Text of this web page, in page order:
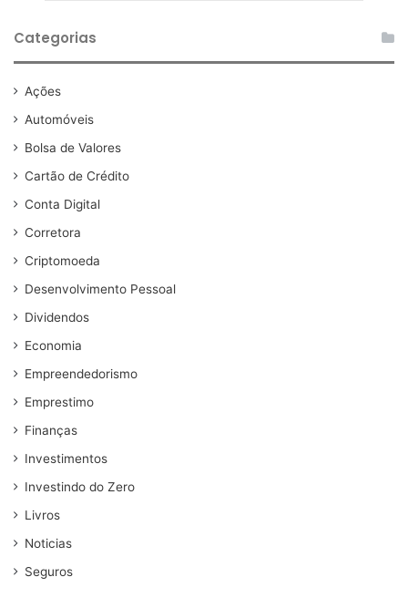
Categorias
Ações
Automóveis
Bolsa de Valores
Cartão de Crédito
Conta Digital
Corretora
Criptomoeda
Desenvolvimento Pessoal
Dividendos
Economia
Empreendedorismo
Emprestimo
Finanças
Investimentos
Investindo do Zero
Livros
Noticias
Seguros